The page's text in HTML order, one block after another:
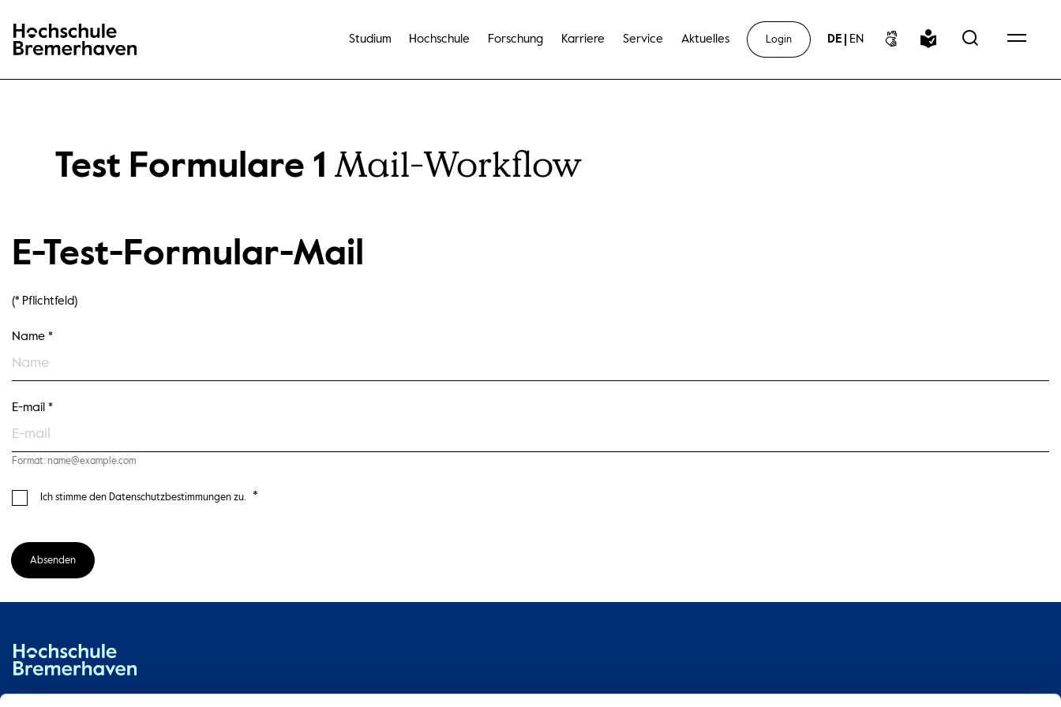
Hochschule Bremerhaven
Studium Hochschule Forschung Karriere Service Aktuelles Login DE EN
Test Formulare 1 Mail-Workflow
E-Test-Formular-Mail
(* Pflichtfeld)
Pflichtfelder sind mit einem Sternchen (*) gekennzeichnet und müssen ausgefüllt werden. Dieses Formular enthält 3 Pflichtfelder.
Name *
E-mail *
Format: name@example.com
Ich stimme den Datenschutzbestimmungen zu. *
Absenden